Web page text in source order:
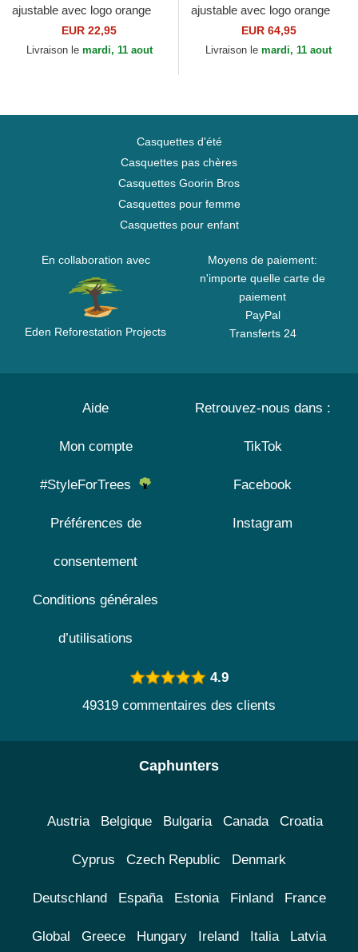
ajustable avec logo orange
pour enfant 9FORTY
Homefield New York
EUR 22,95
Livraison le mardi, 11 aout
ajustable avec logo orange
Cotton Chino Classic Sport
Polo Ralph Lauren
EUR 64,95
Livraison le mardi, 11 aout
Casquettes d'été
Casquettes pas chères
Casquettes Goorin Bros
Casquettes pour femme
Casquettes pour enfant
En collaboration avec
Eden Reforestation Projects
Moyens de paiement:
n'importe quelle carte de
paiement
PayPal
Transferts 24
Aide
Mon compte
#StyleForTrees
Préférences de
consentement
Conditions générales
d’utilisations
Retrouvez-nous dans :
TikTok
Facebook
Instagram
4.9
49319 commentaires des clients
Caphunters
Austria Belgique Bulgaria Canada Croatia
Cyprus Czech Republic Denmark
Deutschland España Estonia Finland France
Global Greece Hungary Ireland Italia Latvia